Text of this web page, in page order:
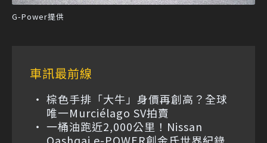
G-Power提供
車訊最前線
棕色手排「大牛」身價再創高？全球
唯一Murciélago SV拍賣
一桶油跑近2,000公里！Nissan